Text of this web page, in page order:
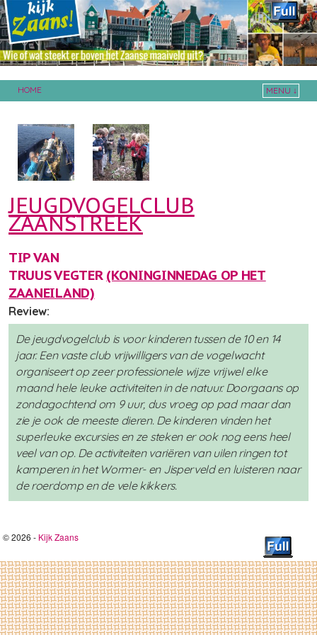
HOME
MENU ↓
JEUGDVOGELCLUB
ZAANSTREEK
TIP VAN
TRUUS VEGTER (KONINGINNEDAG OP HET
ZAANEILAND)
Review:
De jeugdvogelclub is voor kinderen tussen de 10 en 14
jaar. Een vaste club vrijwilligers van de vogelwacht
organiseert op zeer professionele wijze vrijwel elke
maand hele leuke activiteiten in de natuur. Doorgaans op
zondagochtend om 9 uur, dus vroeg op pad maar dan
zie je ook de meeste dieren. De kinderen vinden het
superleuke excursies en ze steken er ook nog eens heel
veel van op. De activiteiten variëren van uilen ringen tot
kamperen in het Wormer- en Jisperveld en luisteren naar
de roerdomp en de vele kikkers.
© 2026 - Kijk Zaans